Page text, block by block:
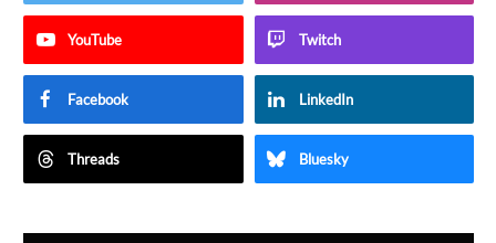
YouTube Twitch
Facebook LinkedIn
Threads Bluesky